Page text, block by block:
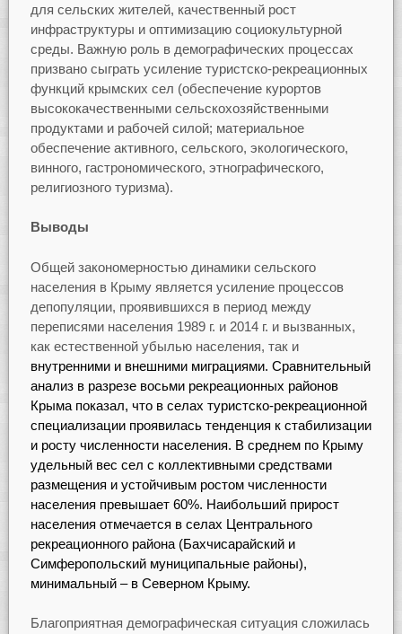
для сельских жителей, качественный рост
инфраструктуры и оптимизацию социокультурной
среды. Важную роль в демографических процессах
призвано сыграть усиление туристско-рекреационных
функций крымских сел (обеспечение курортов
высококачественными сельскохозяйственными
продуктами и рабочей силой; материальное
обеспечение активного, сельского, экологического,
винного, гастрономического, этнографического,
религиозного туризма).
Выводы
Общей закономерностью динамики сельского
населения в Крыму является усиление процессов
депопуляции, проявившихся в период между
переписями населения 1989 г. и 2014 г. и вызванных,
как естественной убылью населения, так и
внутренними и внешними миграциями. Сравнительный
анализ в разрезе восьми рекреационных районов
Крыма показал, что в селах туристско-рекреационной
специализации проявилась тенденция к стабилизации
и росту численности населения. В среднем по Крыму
удельный вес сел с коллективными средствами
размещения и устойчивым ростом численности
населения превышает 60%. Наибольший прирост
населения отмечается в селах Центрального
рекреационного района (Бахчисарайский и
Симферопольский муниципальные районы),
минимальный – в Северном Крыму.
Благоприятная демографическая ситуация сложилась